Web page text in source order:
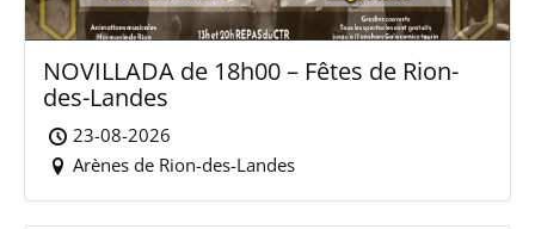
NOVILLADA de 18h00 – Fêtes de Rion-
des-Landes
23-08-2026
Arènes de Rion-des-Landes